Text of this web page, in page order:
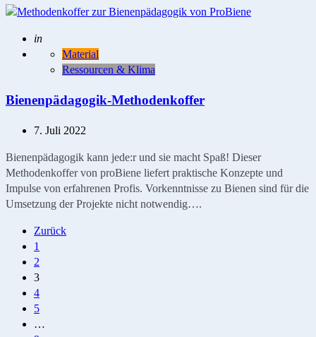
Geschrieben
in
Material
Ressourcen & Klima
Bienenpädagogik-Methodenkoffer
7. Juli 2022
Bienenpädagogik kann jede:r und sie macht Spaß! Dieser
Methodenkoffer von proBiene liefert praktische Konzepte und
Impulse von erfahrenen Profis. Vorkenntnisse zu Bienen sind für die
Umsetzung der Projekte nicht notwendig….
Seitennummerierung
der
Beiträge
Zurück
1
2
3
4
5
…